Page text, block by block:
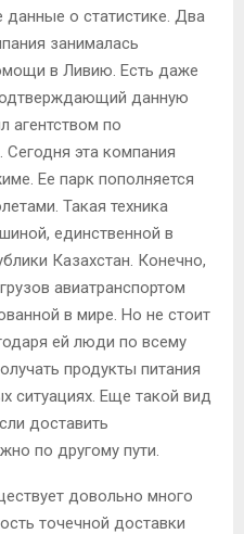
о статистике. Два
занималась
в Ливию. Есть даже
данную
агентством по
эта компания
Ее парк пополняется
Такая техника
единственной в
Казахстан. Конечно,
авиатранспортом
в мире. Но не стоит
ей люди по всему
продукты питания
ситуациях. Еще такой вид
доставить
по другому пути.
довольно много
точечной доставки